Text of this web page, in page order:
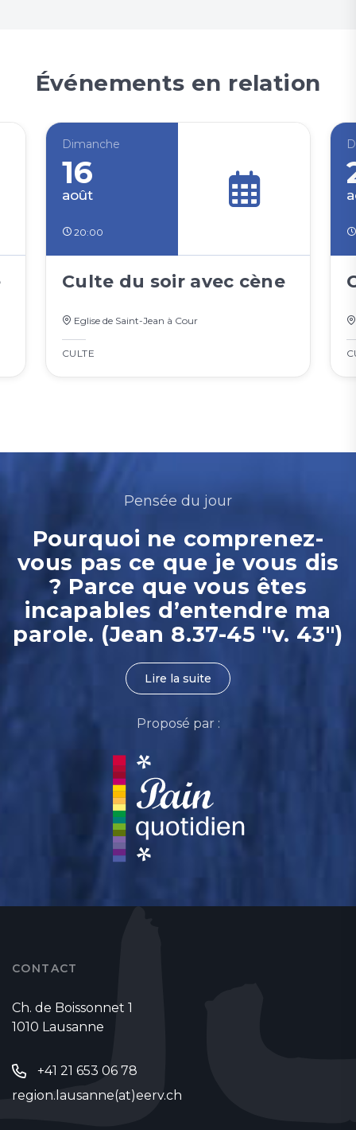
Événements en relation
Dimanche
16
août
20:00
Culte du soir avec cène
Eglise de Saint-Jean à Cour
CULTE
Pensée du jour
Pourquoi ne comprenez-
vous pas ce que je vous dis
? Parce que vous êtes
incapables d’entendre ma
parole. (Jean 8.37-45 "v. 43")
Lire la suite
Proposé par :
CONTACT
Ch. de Boissonnet 1
1010 Lausanne
+41 21 653 06 78
region.lausanne(at)eerv.ch